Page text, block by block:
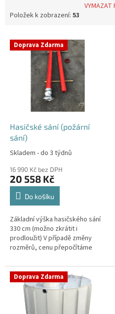
VYMAZAT
Položek k zobrazení: 53
V Doprava Zdarma
Hasičské sání (požární
sání)
Průměrné
produktu
je
4,2
hvězdiček.
Skladem - do 3 týdnů
16 990 Kč bez DPH
20 558 Kč
Do košíku
Základní výška hasičského sání
330 cm (možno zkrátit i
prodloužit) V případě změny
rozměrů, cenu přepočítáme
Doprava Zdarma